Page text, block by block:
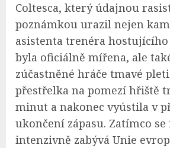
Coltesca, který údajnou
poznámkou urazil nejen
asistenta trenéra
byla oficiálně mířena, ale
zúčastněné hráče tmavé
přestřelka na pomezí hřiště
minut a nakonec vyústila v
ukončení zápasu. Zatímco
intenzivně zabývá Unie